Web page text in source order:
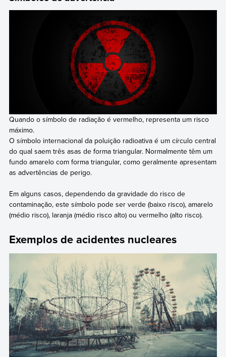
Quando o símbolo de radiação é vermelho, representa um risco
máximo.
O símbolo internacional da poluição radioativa é um círculo central
do qual saem três asas de forma triangular. Normalmente têm um
fundo amarelo com forma triangular, como geralmente apresentam
as advertências de perigo.
Em alguns casos, dependendo da gravidade do risco de
contaminação, este símbolo pode ser verde (baixo risco), amarelo
(médio risco), laranja (médio risco alto) ou vermelho (alto risco).
Exemplos de acidentes nucleares